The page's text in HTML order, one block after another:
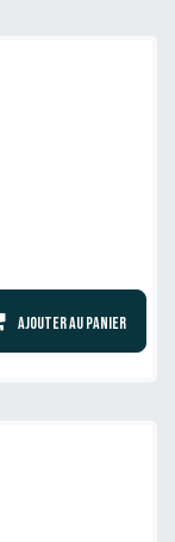
Ajouter au panier